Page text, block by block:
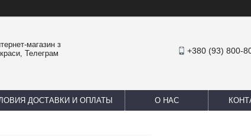
магазин з
Телеграм
+380 (93) 800-
ДОСТАВКИ И ОПЛАТЫ О НАС